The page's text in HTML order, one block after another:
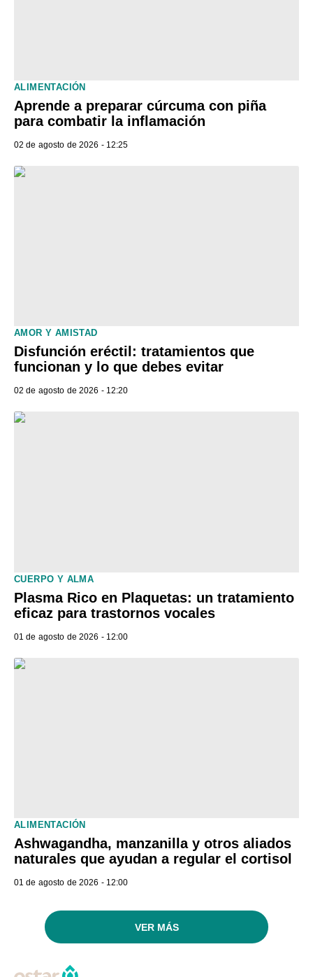
ALIMENTACIÓN
Aprende a preparar cúrcuma con piña
para combatir la inflamación
02 de agosto de 2026 - 12:25
AMOR Y AMISTAD
Disfunción eréctil: tratamientos que
funcionan y lo que debes evitar
02 de agosto de 2026 - 12:20
CUERPO Y ALMA
Plasma Rico en Plaquetas: un tratamiento
eficaz para trastornos vocales
01 de agosto de 2026 - 12:00
ALIMENTACIÓN
Ashwagandha, manzanilla y otros aliados
naturales que ayudan a regular el cortisol
01 de agosto de 2026 - 12:00
VER MÁS